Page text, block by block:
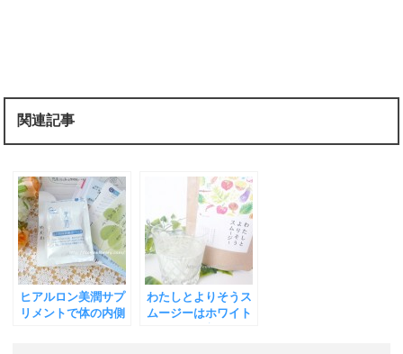
関連記事
ヒアルロン美潤サプ
リメントで体の内側
わたしとよりそうス
ムージーはホワイト